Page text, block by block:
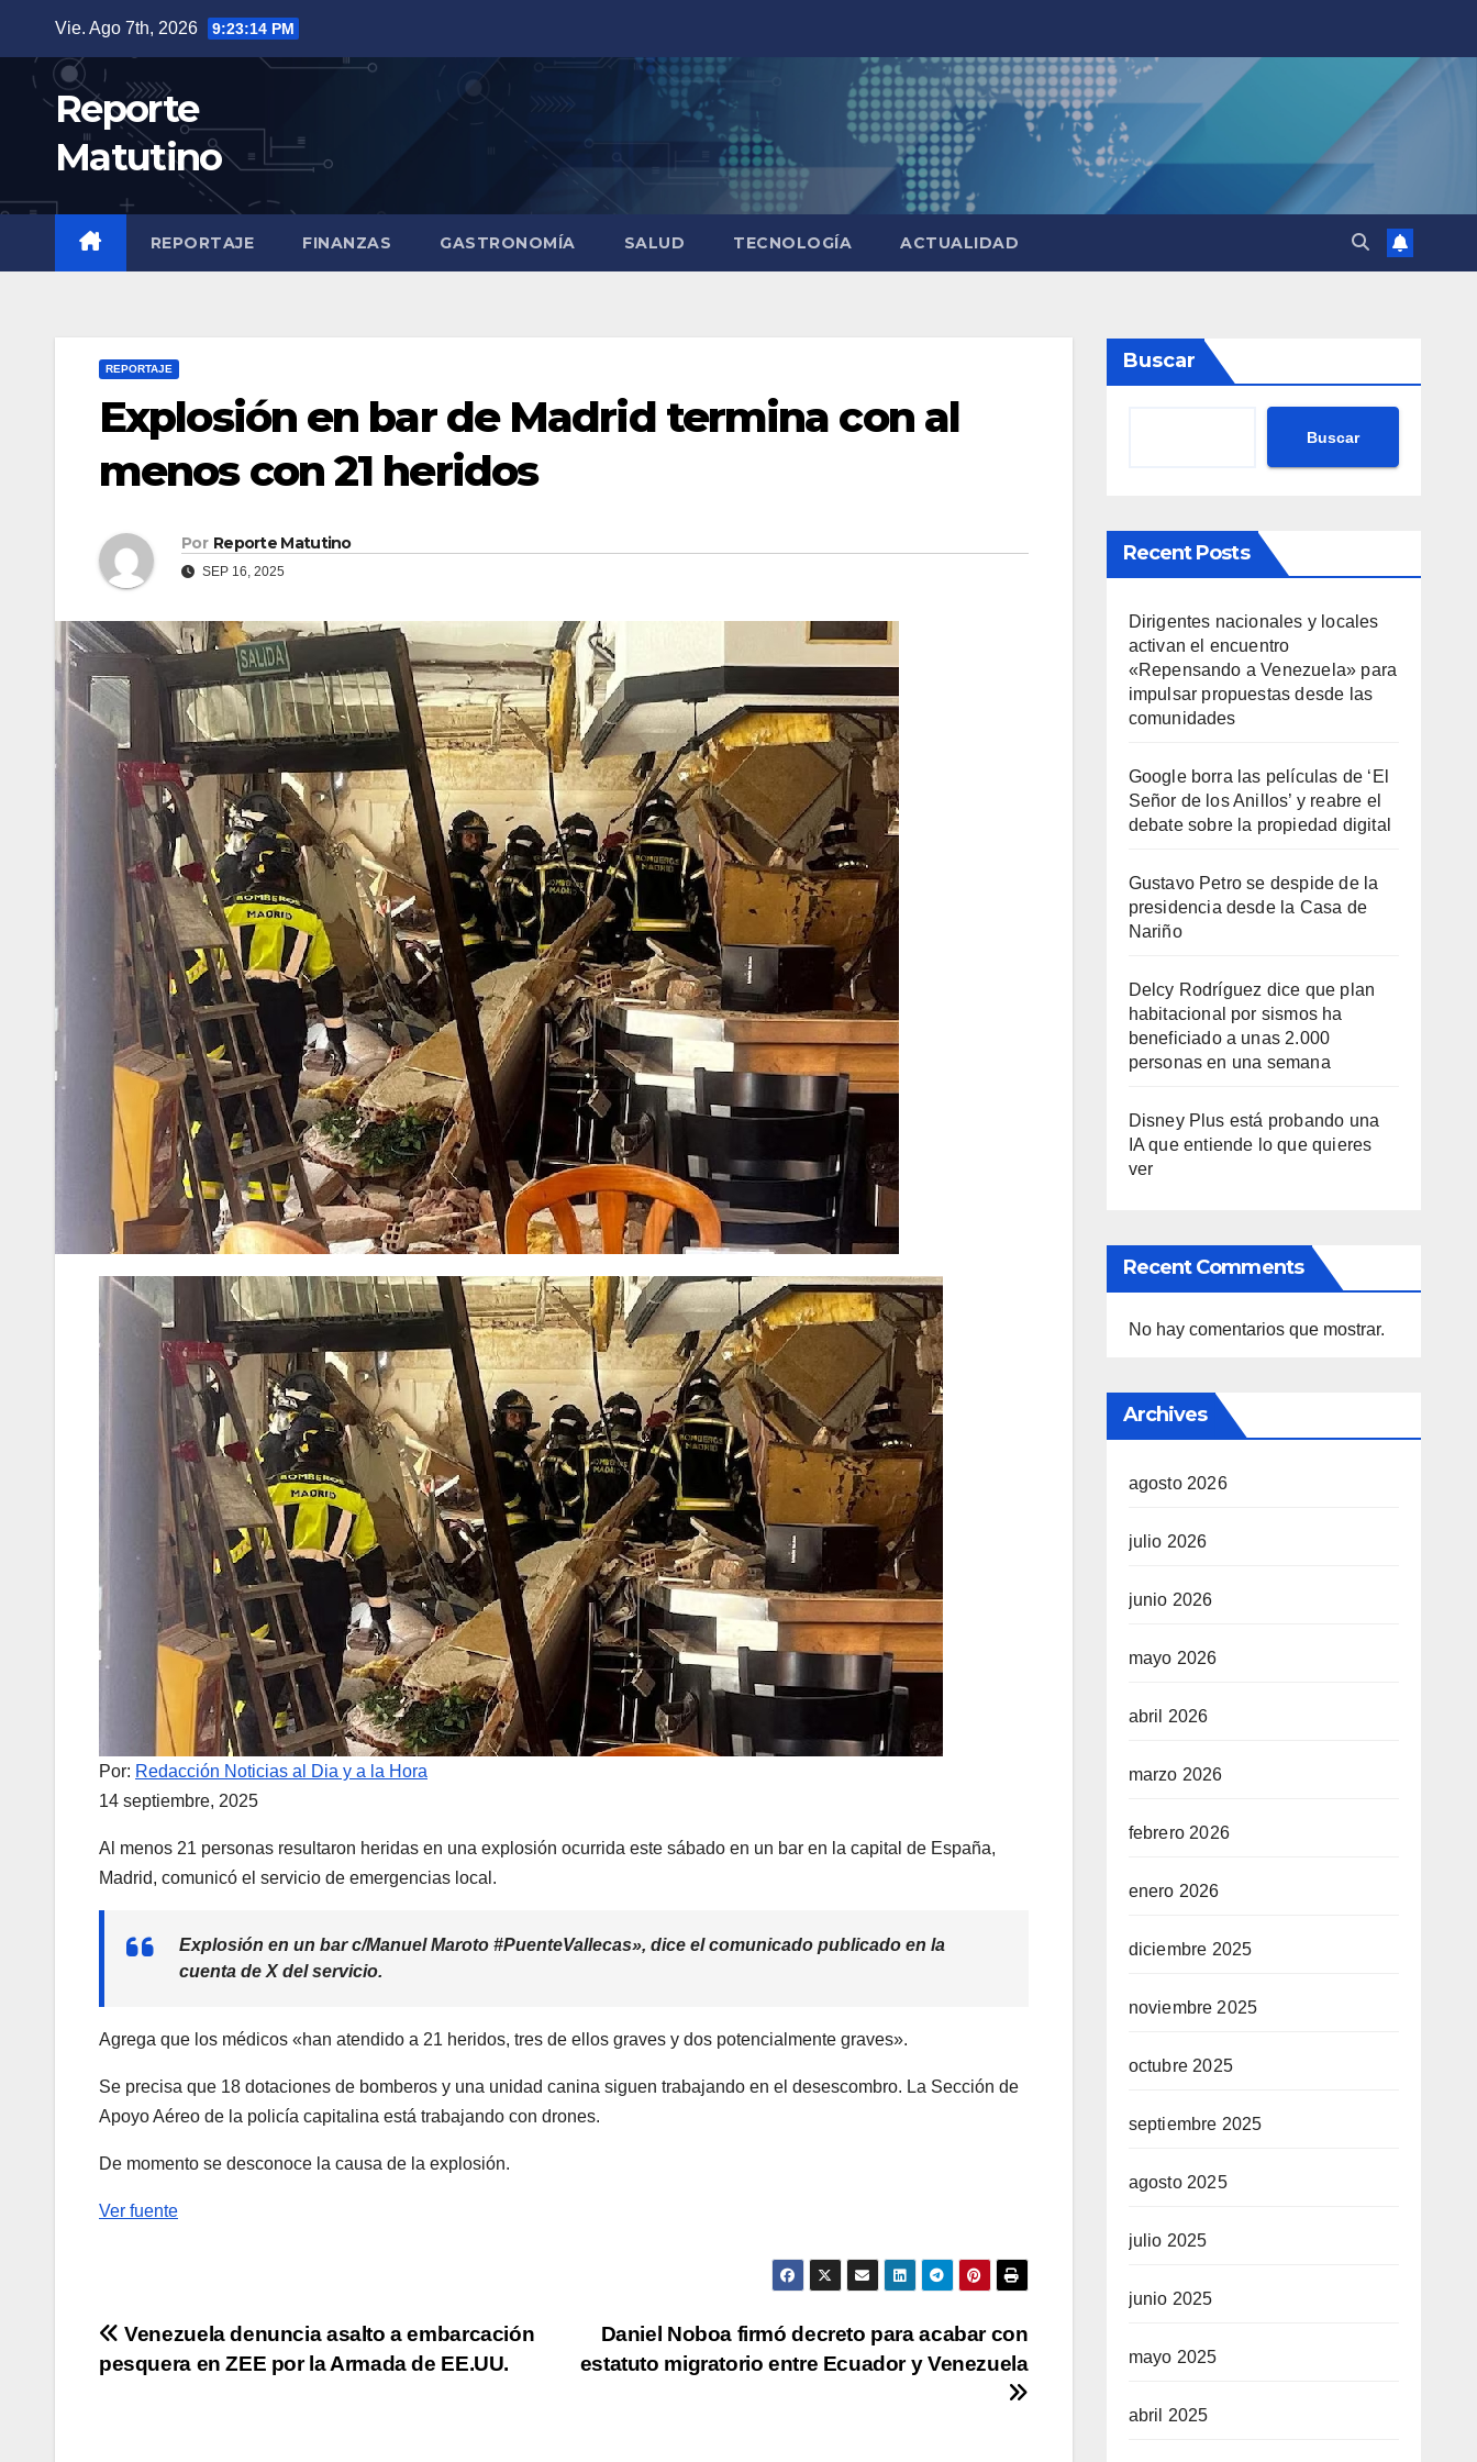
contenido
Vie. Ago 7th, 2026 9:23:16 PM
Reporte
Matutino
REPORTAJE FINANZAS GASTRONOMÍA SALUD TECNOLOGÍA ACTUALIDAD
REPORTAJE
Explosión en bar de Madrid termina con al
menos con 21 heridos
Por Reporte Matutino
SEP 16, 2025
Por: Redacción Noticias al Dia y a la Hora
14 septiembre, 2025
Al menos 21 personas resultaron heridas en una explosión ocurrida este sábado en un bar en la capital de España,
Madrid, comunicó el servicio de emergencias local.
Explosión en un bar c/Manuel Maroto #PuenteVallecas», dice el comunicado publicado en la
cuenta de X del servicio.
Agrega que los médicos «han atendido a 21 heridos, tres de ellos graves y dos potencialmente graves».
Se precisa que 18 dotaciones de bomberos y una unidad canina siguen trabajando en el desescombro. La Sección de
Apoyo Aéreo de la policía capitalina está trabajando con drones.
De momento se desconoce la causa de la explosión.
Ver fuente
Navegación
de
Daniel Noboa firmó decreto para acabar con
estatuto migratorio entre Ecuador y Venezuela
Venezuela denuncia asalto a embarcación
pesquera en ZEE por la Armada de EE.UU.
Buscar
Buscar
Recent Posts
Dirigentes nacionales y locales
activan el encuentro
«Repensando a Venezuela» para
impulsar propuestas desde las
comunidades
Google borra las películas de ‘El
Señor de los Anillos’ y reabre el
debate sobre la propiedad digital
Gustavo Petro se despide de la
presidencia desde la Casa de
Nariño
Delcy Rodríguez dice que plan
habitacional por sismos ha
beneficiado a unas 2.000
personas en una semana
Disney Plus está probando una
IA que entiende lo que quieres
ver
Recent Comments
No hay comentarios que mostrar.
Archives
agosto 2026
julio 2026
junio 2026
mayo 2026
abril 2026
marzo 2026
febrero 2026
enero 2026
diciembre 2025
noviembre 2025
octubre 2025
septiembre 2025
agosto 2025
julio 2025
junio 2025
mayo 2025
abril 2025